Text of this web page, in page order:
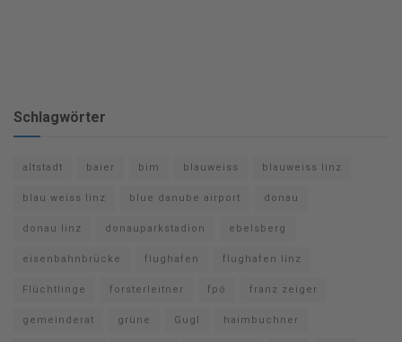
Schlagwörter
altstadt baier bim blauweiss blauweiss linz
blau weiss linz blue danube airport donau
donau linz donauparkstadion ebelsberg
eisenbahnbrücke flughafen flughafen linz
Flüchtlinge forsterleitner fpö franz zeiger
gemeinderat grüne Gugl haimbuchner